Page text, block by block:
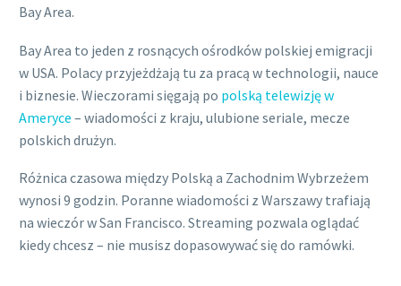
Bay Area.
Bay Area to jeden z rosnących ośrodków polskiej emigracji
w USA. Polacy przyjeżdżają tu za pracą w technologii, nauce
i biznesie. Wieczorami sięgają po polską telewizję w
Ameryce – wiadomości z kraju, ulubione seriale, mecze
polskich drużyn.
Różnica czasowa między Polską a Zachodnim Wybrzeżem
wynosi 9 godzin. Poranne wiadomości z Warszawy trafiają
na wieczór w San Francisco. Streaming pozwala oglądać
kiedy chcesz – nie musisz dopasowywać się do ramówki.